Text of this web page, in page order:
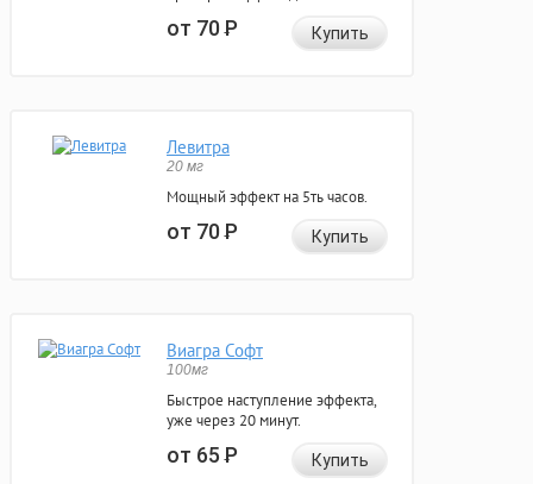
от 70Р Купить
Левитра
20 мг
Мощный эффект на 5ть часов.
от 70Р Купить
Виагра Софт
100мг
Быстрое наступление эффекта,
уже через 20 минут.
от 65Р Купить